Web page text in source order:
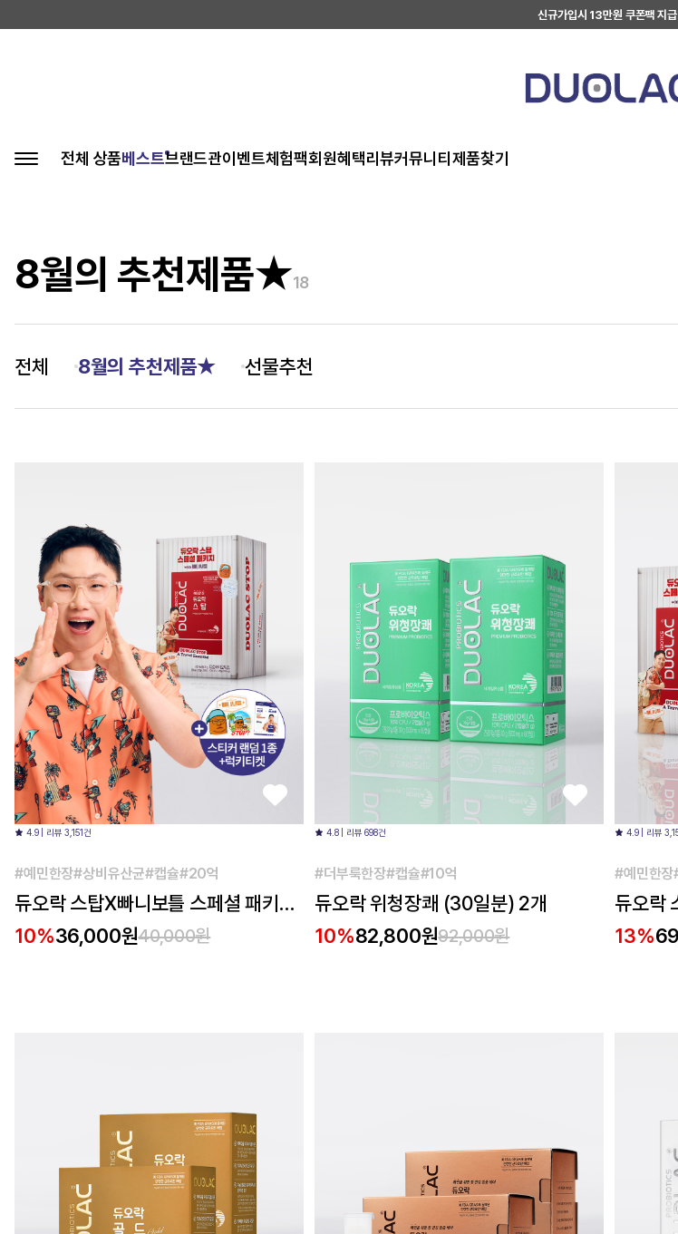
신규가입시 13만원 쿠폰팩 지
전체 상품베스트브랜드관이벤트체험팩회원혜택리뷰커뮤니티 제품찾기
8월의 추천제품★18
전체 8월의 추천제품★ 선물추천
4.9 | 리뷰 3,151건
#예민한장#상비유산균#캡슐#20억
듀오락 스탑X빠니보틀 스페셜 패키지
1개(30일분)
10%36,000원40,000원
4.8 | 리뷰 698건
#더부룩한장#캡슐#10억
듀오락 위청장쾌 (30일분) 2개
10%82,800원92,000원
4.9 | 리뷰
#예민한
듀오락
2개(60
13%